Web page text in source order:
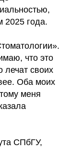
2025 года.
что это
лечат своих
Оба моих
меня
СПбГУ,